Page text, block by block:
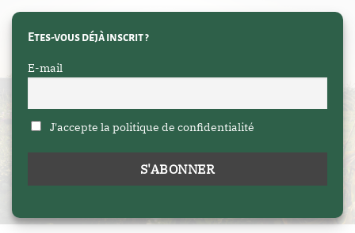
Etes-vous déjà inscrit ?
E-mail
J'accepte la politique de confidentialité